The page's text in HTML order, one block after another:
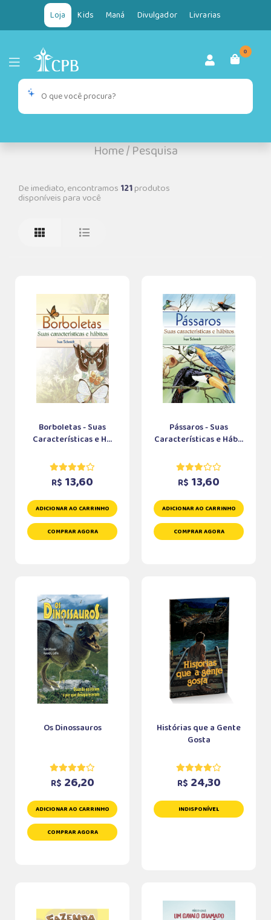
Loja Kids Maná Divulgador Livrarias
0
Home/Pesquisa
De imediato, encontramos 121produtos
disponíveis para você
Borboletas - Suas
Características e H...
R$ 13,60
ADICIONAR AO CARRINHO
COMPRAR AGORA
Pássaros - Suas
Características e Háb...
R$ 13,60
ADICIONAR AO CARRINHO
COMPRAR AGORA
Os Dinossauros
R$ 26,20
ADICIONAR AO CARRINHO
COMPRAR AGORA
Histórias que a Gente
Gosta
R$ 24,30
INDISPONÍVEL